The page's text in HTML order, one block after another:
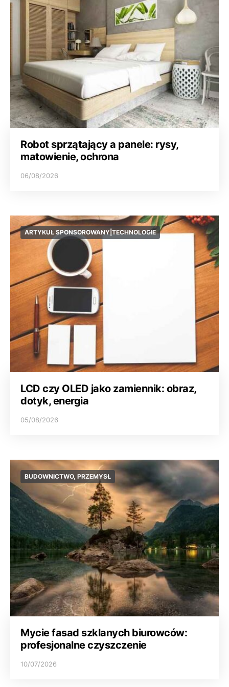
Robot sprzątający a panele: rysy,
matowienie, ochrona
06/08/2026
ARTYKUŁ SPONSOROWANY|TECHNOLOGIE
LCD czy OLED jako zamiennik: obraz,
dotyk, energia
05/08/2026
BUDOWNICTWO, PRZEMYSŁ
Mycie fasad szklanych biurowców:
profesjonalne czyszczenie
10/07/2026